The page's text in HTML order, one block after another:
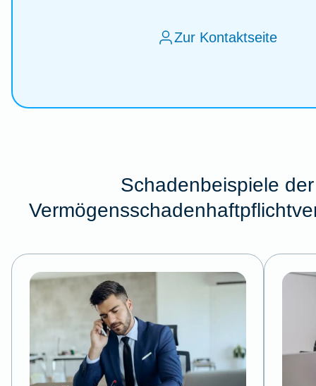
Zur Kontaktseite
Schadenbeispiele der